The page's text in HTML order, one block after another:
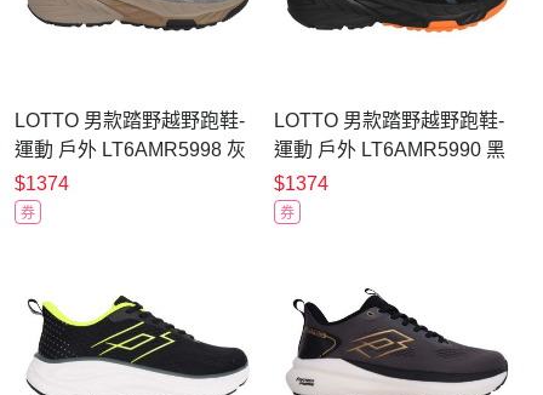
LOTTO 男款踏野越野跑鞋-
運動 戶外 LT6AMR5998 灰
黑黃
$1374
券
LOTTO 男款踏野越野跑鞋-
運動 戶外 LT6AMR5990 黑
橘
$1374
券